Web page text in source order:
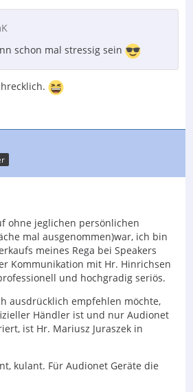
schon mal stressig sein
ohne jeglichen persönlichen
mal ausgenommen)war, ich bin
meines Rega bei Speakers
Kommunikation mit Hr. Hinrichsen
und hochgradig seriös.
ausdrücklich empfehlen möchte,
Händler ist und nur Audionet
ist Hr. Mariusz Juraszek in
kulant. Für Audionet Geräte die